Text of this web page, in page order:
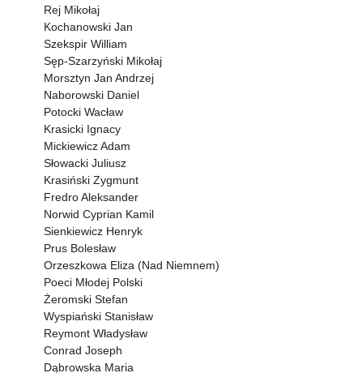
Rej Mikołaj
Kochanowski Jan
Szekspir William
Sęp-Szarzyński Mikołaj
Morsztyn Jan Andrzej
Naborowski Daniel
Potocki Wacław
Krasicki Ignacy
Mickiewicz Adam
Słowacki Juliusz
Krasiński Zygmunt
Fredro Aleksander
Norwid Cyprian Kamil
Sienkiewicz Henryk
Prus Bolesław
Orzeszkowa Eliza (Nad Niemnem)
Poeci Młodej Polski
Żeromski Stefan
Wyspiański Stanisław
Reymont Władysław
Conrad Joseph
Dąbrowska Maria